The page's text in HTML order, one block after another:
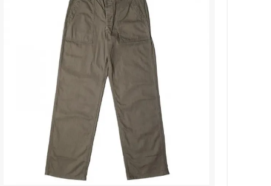
Healthknit
NISHIGUCHI KUTSUSHITA
LABOR DAY
indian jewelry